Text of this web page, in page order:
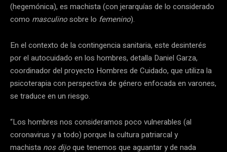
(hegemónica), es machista (con jerarquías de lo considerado
como masculinosobre lo femenino).
En el contexto de la contingencia sanitaria, este desinterés
por el autocuidado en los hombres, detalla Daniel Garza,
coordinador del proyecto Hombres de Cuidado, que utiliza la
psicoterapia con perspectiva de género enfocada en varones,
se traduce en un riesgo.
“Los hombres nos consideramos poco vulnerables (al
coronavirus y a todo) porque la cultura patriarcal y
machista nos dijoque tenemos que aguantar y de nada